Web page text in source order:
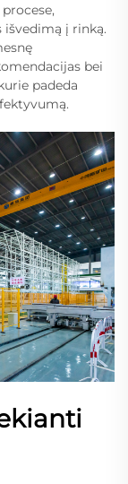
į rinką.
bei
padeda